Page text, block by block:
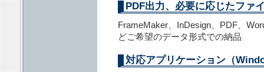
PDF出力、必要に応じたファ
FrameMaker、InDesign、PDF、
どご希望のデータ形式での納品
対応アプリケーション（